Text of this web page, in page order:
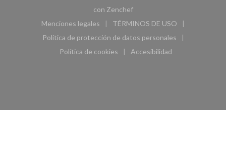
con Zenchef((abre en una nueva ventana))
Menciones legales
((abre en una nueva ventana))
TÉRMINOS DE USO
((abre en una nueva
Política de protección de datos personales
((abre en una nueva ventana))
Política de cookies
((abre en una nueva ventana))
Accesibilidad